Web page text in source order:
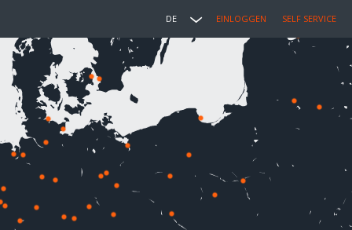
DE EINLOGGEN SELF SERVICE